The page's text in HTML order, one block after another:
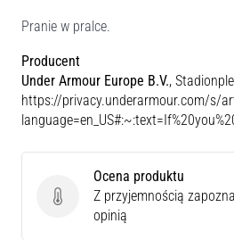
Pranie w pralce.
Producent
Under Armour Europe B.V.,
https://privacy.underarmour.com/s/
Ocena produktu
Ocena produktu
Z przyjemnością
opinią